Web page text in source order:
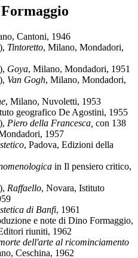
Cantoni, 1946
Tintoretto, Milano, Mondadori,
Goya, Milano, Mondadori, 1951
Van Gogh, Milano, Mondadori,
, Milano, Nuvoletti, 1953
geografico De Agostini, 1955
Piero della Francesca, con 138
1957
, Padova, Edizioni della
in Il pensiero critico,
Raffaello, Novara, Istituto
di Banfi, 1961
e note di Dino Formaggio,
riuniti, 1962
dell'arte al ricominciamento
Ceschina, 1962